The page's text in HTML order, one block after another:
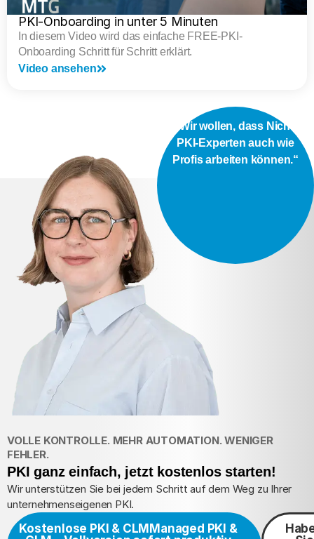
PKI-Onboarding in unter 5 Minuten
In diesem Video wird das einfache FREE-PKI-
Onboarding Schritt für Schritt erklärt.
Video ansehen
VOLLE KONTROLLE. MEHR AUTOMATION. WENIGER
FEHLER.
PKI ganz einfach, jetzt kostenlos starten!
Wir unterstützen Sie bei jedem Schritt auf dem Weg zu Ihrer
unternehmens­eigenen PKI.
Kostenlose PKI & CLMManaged PKI &
„Wir wollen, dass Nicht-
PKI-Experten auch wie
Profis arbeiten können.“